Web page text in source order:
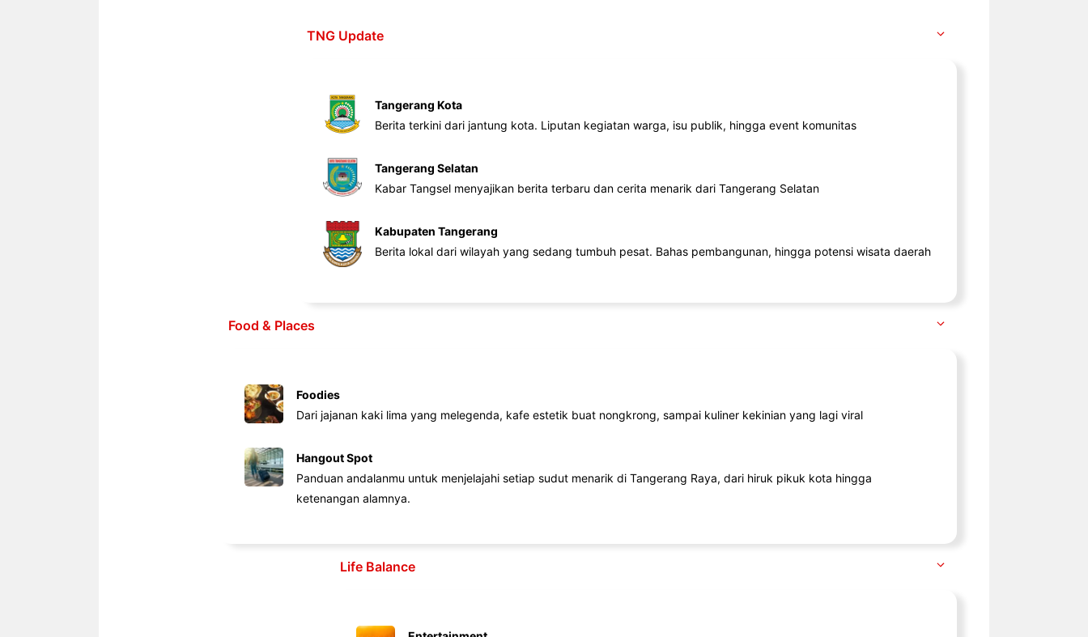
TNG Update
Tangerang Kota
Berita terkini dari jantung kota. Liputan kegiatan warga, isu publik, hingga event komunitas
Tangerang Selatan
Kabar Tangsel menyajikan berita terbaru dan cerita menarik dari Tangerang Selatan
Kabupaten Tangerang
Berita lokal dari wilayah yang sedang tumbuh pesat. Bahas pembangunan, hingga potensi wisata daerah
Food & Places
Foodies
Dari jajanan kaki lima yang melegenda, kafe estetik buat nongkrong, sampai kuliner kekinian yang lagi viral
Hangout Spot
Panduan andalanmu untuk menjelajahi setiap sudut menarik di Tangerang Raya, dari hiruk pikuk kota hingga
ketenangan alamnya.
Life Balance